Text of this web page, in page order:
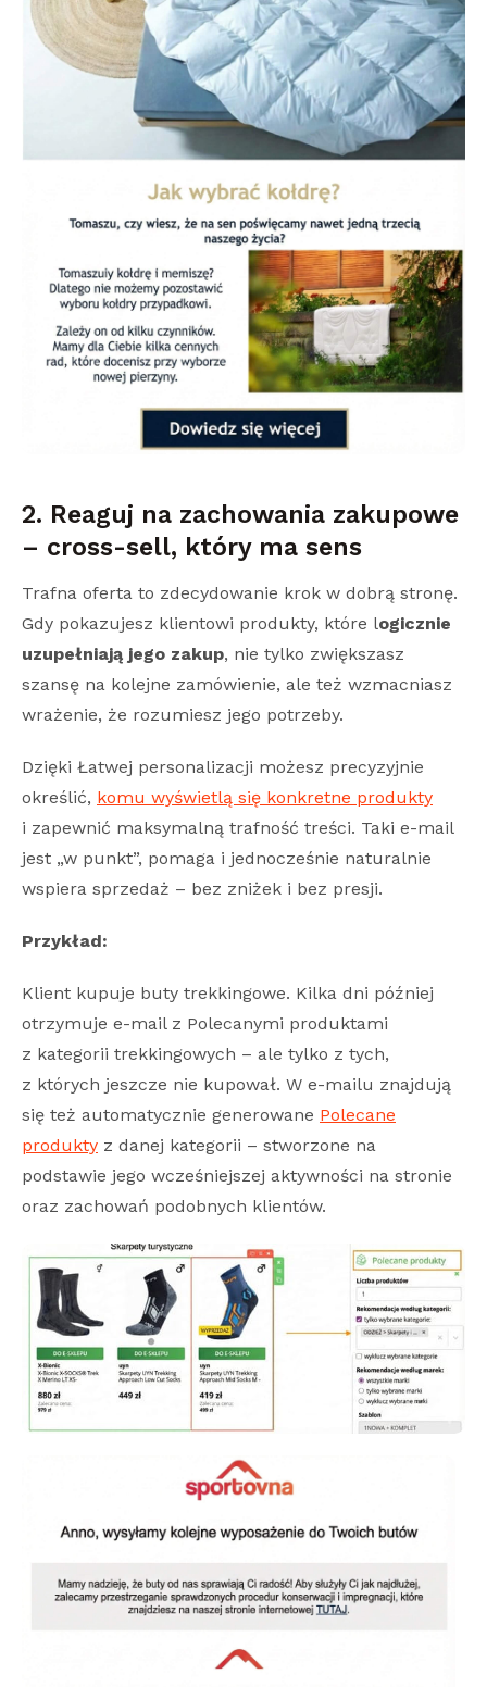
2. Reaguj na zachowania zakupowe
– cross-sell, który ma sens
Trafna oferta to zdecydowanie krok w dobrą stronę.
Gdy pokazujesz klientowi produkty, które logicznie
uzupełniają jego zakup, nie tylko zwiększasz
szansę na kolejne zamówienie, ale też wzmacniasz
wrażenie, że rozumiesz jego potrzeby.
Dzięki Łatwej personalizacji możesz precyzyjnie
określić, komu wyświetlą się konkretne produkty
i zapewnić maksymalną trafność treści. Taki e-mail
jest „w punkt”, pomaga i jednocześnie naturalnie
wspiera sprzedaż – bez zniżek i bez presji.
Przykład:
Klient kupuje buty trekkingowe. Kilka dni później
otrzymuje e-mail z Polecanymi produktami
z kategorii trekkingowych – ale tylko z tych,
z których jeszcze nie kupował. W e-mailu znajdują
się też automatycznie generowane Polecane
produkty z danej kategorii – stworzone na
podstawie jego wcześniejszej aktywności na stronie
oraz zachowań podobnych klientów.